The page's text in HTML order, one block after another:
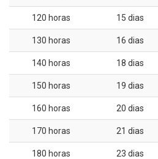
120 horas 15 dias
130 horas 16 dias
140 horas 18 dias
150 horas 19 dias
160 horas 20 dias
170 horas 21 dias
180 horas 23 dias